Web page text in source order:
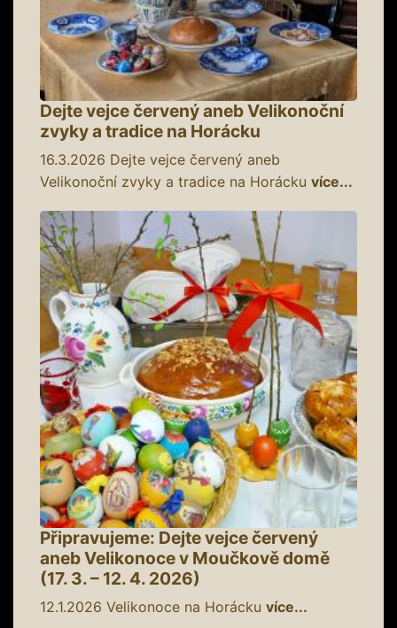
Dejte vejce červený aneb Velikonoční
zvyky a tradice na Horácku
16.3.2026 Dejte vejce červený aneb
Velikonoční zvyky a tradice na Horácku více...
Připravujeme: Dejte vejce červený
aneb Velikonoce v Moučkově domě
(17. 3. – 12. 4. 2026)
12.1.2026 Velikonoce na Horácku více...